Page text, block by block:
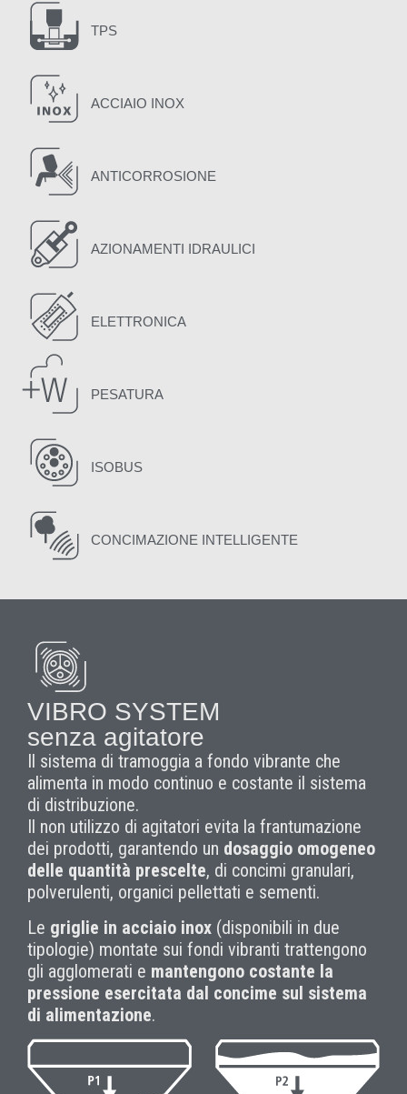
TPS
ACCIAIO INOX
ANTICORROSIONE
AZIONAMENTI IDRAULICI
ELETTRONICA
PESATURA
ISOBUS
CONCIMAZIONE INTELLIGENTE
VIBRO SYSTEM
senza agitatore
Il sistema di tramoggia a fondo vibrante che
alimenta in modo continuo e costante il sistema
di distribuzione.
Il non utilizzo di agitatori evita la frantumazione
dei prodotti, garantendo un dosaggio omogeneo
delle quantità prescelte, di concimi granulari,
polverulenti, organici pellettati e sementi.
Le griglie in acciaio inox (disponibili in due
tipologie) montate sui fondi vibranti trattengono
gli agglomerati e mantengono costante la
pressione esercitata dal concime sul sistema
di alimentazione.